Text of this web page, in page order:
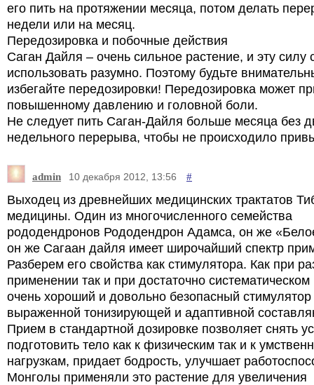
его пить на протяжении месяца, потом делать
недели или на месяц.
Передозировка и побочные действия
Саган Дайля – очень сильное растение, и эту силу
использовать разумно. Поэтому будьте
избегайте передозировки! Передозировка может
повышенному давлению и головной боли.
Не следует пить Саган-Дайля больше месяца без
недельного перерыва, чтобы не происходило
admin 10 декабря 2012, 13:56 #
Выходец из древнейших медицинских трактатов
медицины. Один из многочисленного семейства
рододендронов Рододендрон Адамса, он же
он же Сагаан дайля имеет широчайший спектр
Разберем его свойства как стимулятора. Как при
применении так и при достаточно
очень хороший и довольно безопасный стимулятор
выраженной тонизирующей и адаптивной
Прием в стандартной дозировке позволяет снять
подготовить тело как к физическим так и к
нагрузкам, придает бодрость, улучшает
Монголы применяли это растение для увеличения